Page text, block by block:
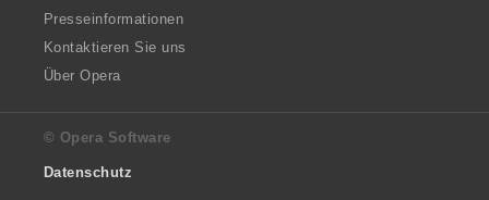
Presseinformationen
Kontaktieren Sie uns
Über Opera
© Opera Software
Datenschutz